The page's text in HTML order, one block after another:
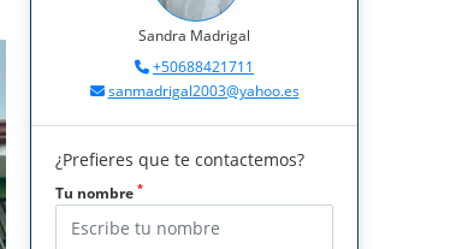
Sandra Madrigal
+50688421711
sanmadrigal2003@yahoo.es
¿Prefieres que te contactemos?
Tu nombre *